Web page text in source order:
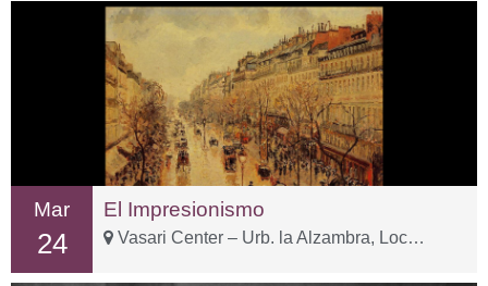
Mar
24
El Impresionismo
Vasari Center – Urb. la Alzambra, Local 3-1